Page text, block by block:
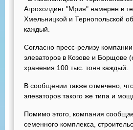
Агрохолдинг "Мрия" намерен в
Хмельницкой и Тернопольской
каждый.
Согласно пресс-релизу
элеваторов в Козове и Борщове
хранения 100 тыс. тонн каждый.
В сообщении также отмечено,
элеваторов такого же типа и
Помимо этого, компания
семенного комплекса,